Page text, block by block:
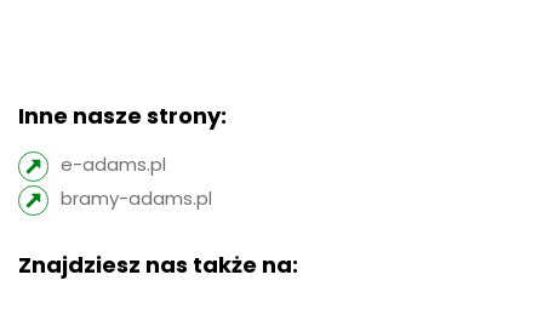
Inne nasze strony:
e-adams.pl
bramy-adams.pl
Znajdziesz nas także na: